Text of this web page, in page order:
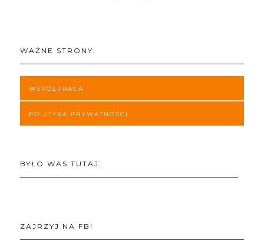
WAŻNE STRONY
WSPÓŁPRACA
POLITYKA PRYWATNOŚCI
BYŁO WAS TUTAJ:
ZAJRZYJ NA FB!